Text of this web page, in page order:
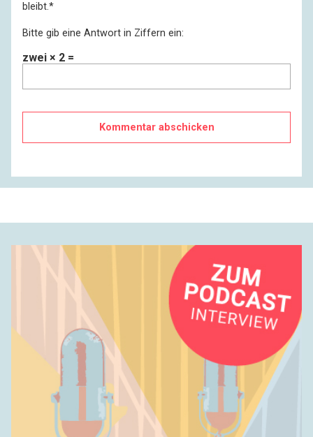
bleibt.*
Bitte gib eine Antwort in Ziffern ein:
zwei × 2 =